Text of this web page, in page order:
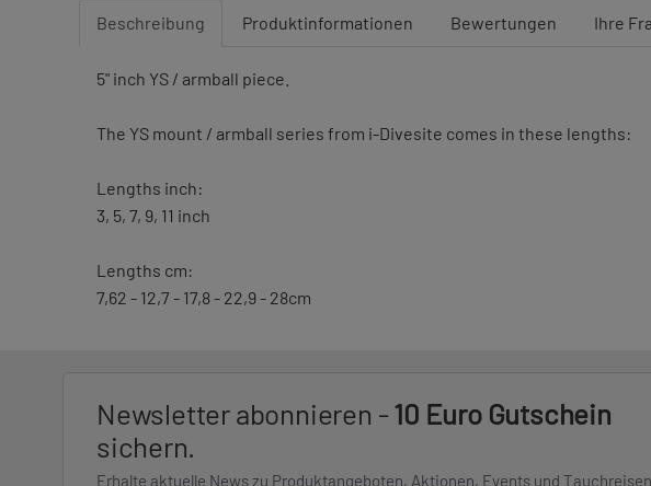
Beschreibung Produktinformationen Bewertungen Ihre
5" inch YS / armball piece.
The YS mount / armball series from i-Divesite comes in these lengths:
Lengths inch:
3, 5, 7, 9, 11 inch
Lengths cm:
7,62 - 12,7 - 17,8 - 22,9 - 28cm
Newsletter abonnieren -10 Euro Gutschein
sichern.
Erhalte aktuelle News zu Produktangeboten, Aktionen, Events und